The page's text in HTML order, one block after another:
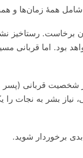
شامل همهٔ زمان‌ها و
رستاخیز
اما قربانی مسیح
قربانی (پسر
بشر به نجات را
برخوردار شوید.